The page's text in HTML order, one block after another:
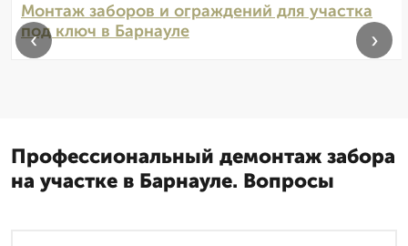
Монтаж заборов и ограждений для участка
под ключ в Барнауле
‹ ›
Профессиональный демонтаж забора
на участке в Барнауле. Вопросы